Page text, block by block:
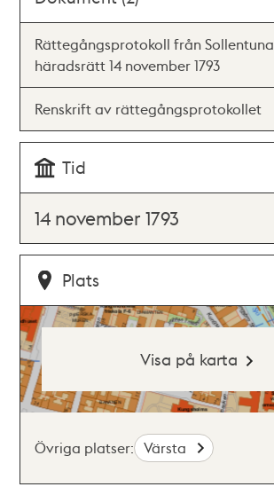
Rättegångsprotokoll från Sollentuna
häradsrätt 14 november 1793
Renskrift av rättegångsprotokollet
Tid
14 november 1793
Plats
Visa på karta
Övriga platser: Värsta